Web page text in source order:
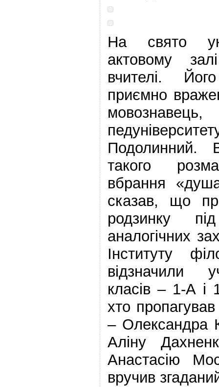
На свято
актовому
вчителі.
приємно
Подолинний.
такого
вбрання
сказав, що
родзинку
аналогічних
Інституту
відзначили
класів – 1-А
хто
– Олександра
Аліну
Анастасію
вручив